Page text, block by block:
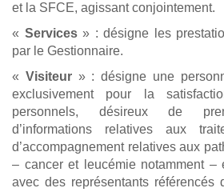
et la SFCE, agissant conjointement.
« Services» : désigne les
par le Gestionnaire.
« Visiteur» : désigne une
exclusivement pour la
personnels, désireux de
d’informations relatives aux
d’accompagnement relatives aux
– cancer et leucémie notamment –
avec des représentants référencés